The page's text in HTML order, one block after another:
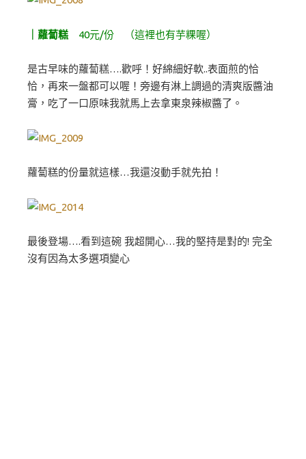
｜蘿蔔糕 40元/份 （這裡也有芋粿喔）
是古早味的蘿蔔糕….歡呼！好綿細好軟..表面煎的恰
恰，再來一盤都可以喔！旁邊有淋上調過的清爽版醬油
膏，吃了一口原味我就馬上去拿東泉辣椒醬了。
蘿蔔糕的份量就這樣…我還沒動手就先拍！
最後登場….看到這碗 我超開心…我的堅持是對的! 完全
沒有因為太多選項變心